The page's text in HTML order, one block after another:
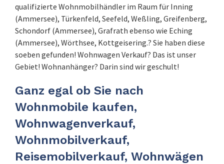
qualifizierte Wohnmobilhändler im Raum für Inning
(Ammersee), Türkenfeld, Seefeld, Weßling, Greifenberg,
Schondorf (Ammersee), Grafrath ebenso wie Eching
(Ammersee), Wörthsee, Kottgeisering.? Sie haben diese
soeben gefunden! Wohnwagen Verkauf? Das ist unser
Gebiet! Wohnanhänger? Darin sind wir geschult!
Ganz egal ob Sie nach
Wohnmobile kaufen,
Wohnwagenverkauf,
Wohnmobilverkauf,
Reisemobilverkauf, Wohnwägen